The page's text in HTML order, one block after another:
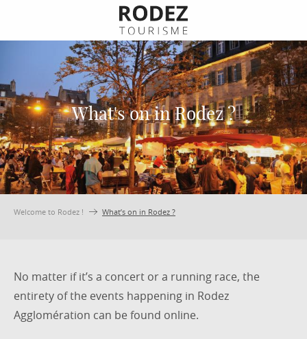
What's on in Rodez ?
Welcome to Rodez ! What’s on in Rodez ?
No matter if it’s a concert or a running race, the
entirety of the events happening in Rodez
Agglomération can be found online.